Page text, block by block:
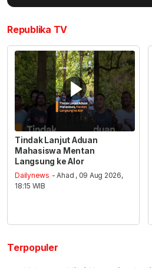
Republika TV
Tindak Lanjut Aduan
Mahasiswa Mentan
Langsung ke Alor
Dailynews - Ahad , 09 Aug 2026,
18:15 WIB
Terpopuler